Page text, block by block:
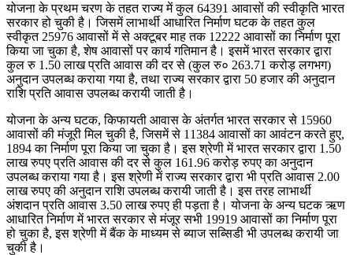
योजना के प्रथम चरण के तहत राज्य में कुल 64391 आवासों की स्वीकृति भारत
सरकार हो चुकी है। जिसमें लाभार्थी आधारित निर्माण घटक के तहत कुल
स्वीकृत 25976 आवासों में से अक्टूबर माह तक 12222 आवासों का निर्माण पूरा
किया जा चुका है, शेष आवासों पर कार्य गतिमान है। इसमें भारत सरकार द्वारा
कुल रु 1.50 लाख प्रति आवास की दर से (कुल रु० 263.71 करोड़ लगभग)
अनुदान उपलब्ध कराया गया है, तथा राज्य सरकार द्वारा 50 हजार की अनुदान
राशि प्रति आवास उपलब्ध करायी जाती है।
योजना के अन्य घटक, किफायती आवास के अंतर्गत भारत सरकार से 15960
आवासों की मंजूरी मिल चुकी है, जिसमें से 11384 आवासों का आवंटन करते हुए,
1894 का निर्माण पूरा किया जा चुका है। इस श्रेणी में भारत सरकार द्वारा 1.50
लाख रुपए प्रति आवास की दर से कुल 161.96 करोड़ रुपए का अनुदान
उपलब्ध कराया गया है। इस श्रेणी में राज्य सरकार द्वारा भी प्रति आवास 2.00
लाख रुपए की अनुदान राशि उपलब्ध करायी जाती है। इस तरह लाभार्थी
अंशदान प्रति आवास 3.50 लाख रुपए ही पड़ता है। योजना के अन्य घटक ऋण
आधारित निर्माण में भारत सरकार से मंजूर सभी 19919 आवासों का निर्माण पूरा
हो चुका है, इस श्रेणी में बैंक के माध्यम से ब्याज सब्सिडी भी उपलब्ध करायी जा
चुकी है।